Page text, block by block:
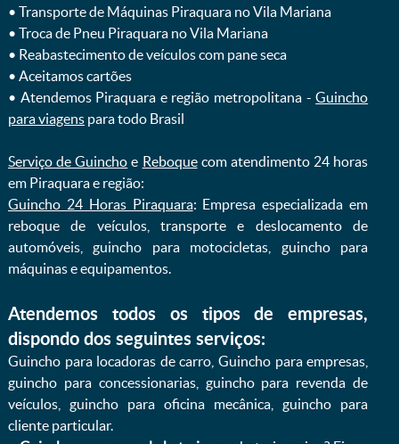
ㅤㅤ• Transporte de Máquinas Piraquara no Vila Mariana
ㅤㅤ• Troca de Pneu Piraquara no Vila Mariana
ㅤㅤ• Reabastecimento de veículos com pane seca
ㅤㅤ• Aceitamos cartões
ㅤㅤ• Atendemos Piraquara e região metropolitana -Guincho
para viagenspara todo Brasil
Serviço de Guincho e Reboquecom atendimento 24 horas
em Piraquara e região:
Guincho 24 Horas Piraquara: Empresa especializada em
reboque de veículos, transporte e deslocamento de
automóveis, guincho para motocicletas, guincho para
máquinas e equipamentos.
Atendemos todos os tipos de empresas,
dispondo dos seguintes serviços:
Guincho para locadoras de carro, Guincho para empresas,
guincho para concessionarias, guincho para revenda de
veículos, guincho para oficina mecânica, guincho para
cliente particular.